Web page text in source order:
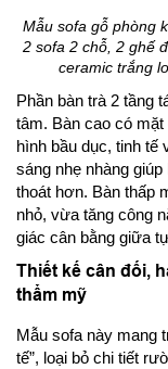
Mẫu sofa gỗ phòng
2 sofa 2 chỗ, 2 ghế
ceramic trắng
Phần bàn trà 2 tầng
tâm. Bàn cao có
hình bầu dục, tinh tế
sáng nhẹ nhàng
thoát hơn. Bàn thấp
nhỏ, vừa tăng công
giác cân bằng giữa
Thiết kế cân đối,
thẩm mỹ
Mẫu sofa này mang
tế”, loại bỏ chi tiết